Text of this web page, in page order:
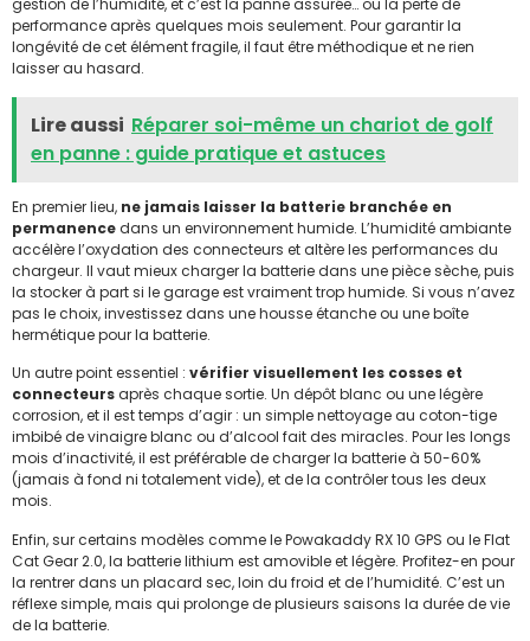
gestion de l’humidité, et c’est la panne assurée… ou la perte de
performance après quelques mois seulement. Pour garantir la
longévité de cet élément fragile, il faut être méthodique et ne rien
laisser au hasard.
Lire aussi Réparer soi-même un chariot de golf
en panne : guide pratique et astuces
En premier lieu, ne jamais laisser la batterie branchée en
permanencedans un environnement humide. L’humidité ambiante
accélère l’oxydation des connecteurs et altère les performances du
chargeur. Il vaut mieux charger la batterie dans une pièce sèche, puis
la stocker à part si le garage est vraiment trop humide. Si vous n’avez
pas le choix, investissez dans une housse étanche ou une boîte
hermétique pour la batterie.
Un autre point essentiel : vérifier visuellement les cosses et
connecteursaprès chaque sortie. Un dépôt blanc ou une légère
corrosion, et il est temps d’agir : un simple nettoyage au coton-tige
imbibé de vinaigre blanc ou d’alcool fait des miracles. Pour les longs
mois d’inactivité, il est préférable de charger la batterie à 50-60%
(jamais à fond ni totalement vide), et de la contrôler tous les deux
mois.
Enfin, sur certains modèles comme le Powakaddy RX 10 GPS ou le Flat
Cat Gear 2.0, la batterie lithium est amovible et légère. Profitez-en pour
la rentrer dans un placard sec, loin du froid et de l’humidité. C’est un
réflexe simple, mais qui prolonge de plusieurs saisons la durée de vie
de la batterie.